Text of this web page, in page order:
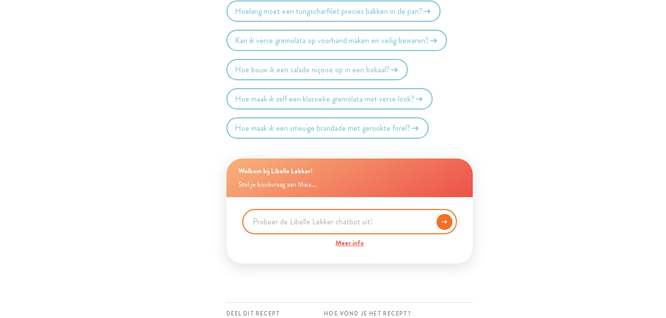
Hoelang moet een tongscharfilet precies bakken in de pan?
Kan ik verse gremolata op voorhand maken en veilig bewaren?
Hoe bouw ik een salade niçoise op in een bokaal?
Hoe maak ik zelf een klassieke gremolata met verse look?
Hoe maak ik een smeuïge brandade met gerookte forel?
Welkom bij Libelle Lekker!
Stel je kookvraag aan Maia...
Meer info
DEEL DIT RECEPT HOE VOND JE HET RECEPT?